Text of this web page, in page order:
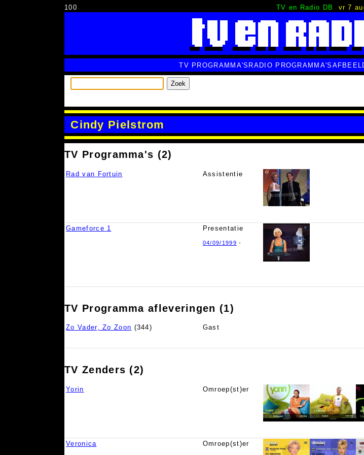
100 TV en Radio DB vr 7
TV PROGRAMMA'S RADIO PROGRAMMA'S
Zoek
Cindy Pielstrom
TV Programma's (2)
Rad van Fortuin Assistentie
Gameforce 1 Presentatie
04/09/1999 -
TV Programma afleveringen (1)
Zo Vader, Zo Zoon (344) Gast
TV Zenders (2)
Yorin Omroep(st)er
Veronica Omroep(st)er